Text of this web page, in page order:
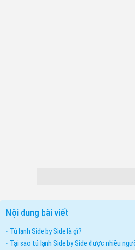
Nội dung bài viết
Tủ lạnh Side by Side là gì?
Tại sao tủ lạnh Side by Side được nhiều